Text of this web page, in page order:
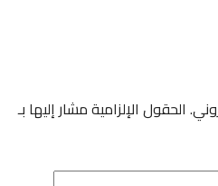
الحقول الإلزامية مشار إليها بـ